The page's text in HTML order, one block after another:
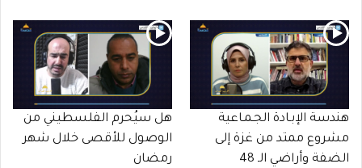
هندسة الإبـادة الجـمـاعية
مشروع ممتد من غزة إلى
الضفة وأراضي الـ 48
هل سيُحرم الفلسطيني من
الوصول للأقصى خلال شهر
رمضان